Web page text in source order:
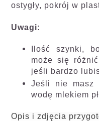
ostygły, pokrój w
Uwagi:
Ilość szynki,
może się
jeśli bardzo
Jeśli nie masz
wodę mlekiem
Opis i zdjęcia